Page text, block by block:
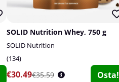
SOLID Nutrition Whey, 750 g
SOLID Nutrition
134
€30.49€35.59 Osta!